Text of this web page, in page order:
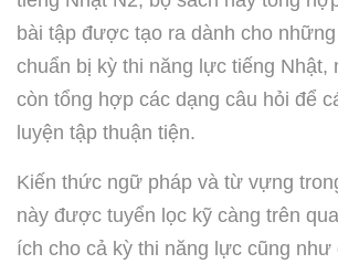
bài tập được tạo ra dành cho
chuẩn bị kỳ thi năng lực tiếng Nhật,
còn tổng hợp các dạng câu hỏi để
luyện tập thuận tiện.
Kiến thức ngữ pháp và từ vựng
này được tuyển lọc kỹ càng trên
ích cho cả kỳ thi năng lực cũng như